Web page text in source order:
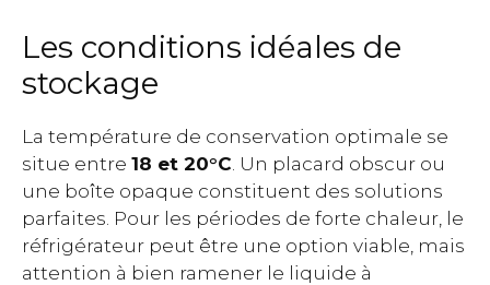
Les conditions idéales de
stockage
La température de conservation optimale se
situe entre 18 et 20°C. Un placard obscur ou
une boîte opaque constituent des solutions
parfaites. Pour les périodes de forte chaleur, le
réfrigérateur peut être une option viable, mais
attention à bien ramener le liquide à